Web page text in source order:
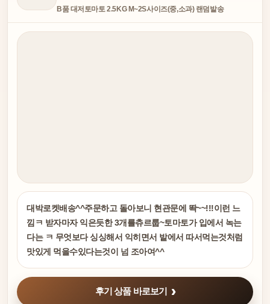
B품 대저토마토 2.5KG M~2S사이즈(중,소과) 랜덤발송
대박로켓배송^^주문하고 돌아보니 현관문에 똭~~!!!이런 느
낌ㅋ 받자마자 익은듯한 3개를츄르룹~토마토가 입에서 녹는
다는 ㅋ 무엇보다 싱싱해서 익히면서 밭에서 따서먹는것처럼
맛있게 먹을수있다는것이 넘 조아여^^
후기 상품 바로보기